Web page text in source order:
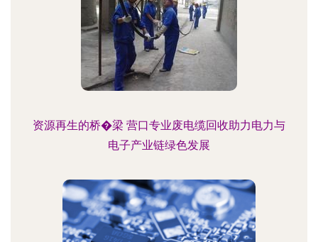
资源再生的桥�梁 营口专业废电缆回收助力电力与
电子产业链绿色发展